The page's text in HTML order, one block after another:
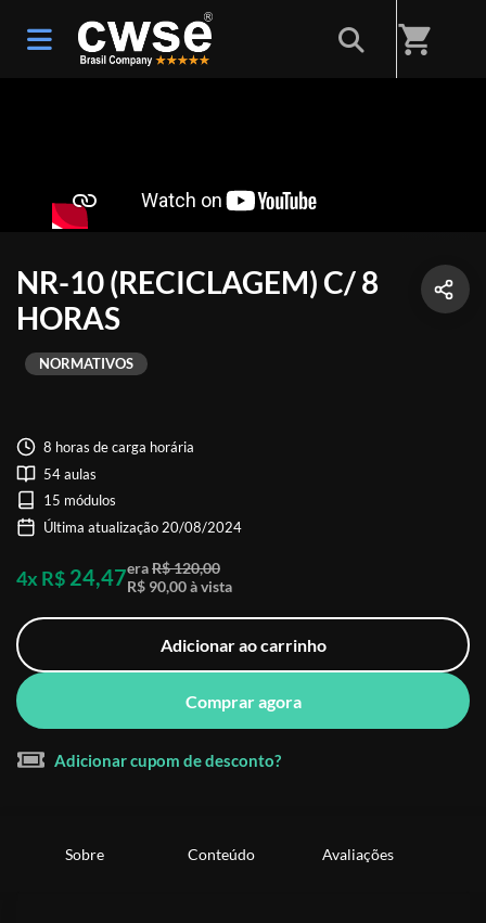
shopping_cart
NR-10 (RECICLAGEM) C/ 8
HORAS
NORMATIVOS
8 horas de carga horária
54 aulas
15 módulos
Última atualização 20/08/2024
4x R$ 24,47eraR$ 120,00
R$ 90,00 à vista
Adicionar ao carrinho
Comprar agora
Adicionar cupom de desconto?
Sobre Conteúdo Avaliações